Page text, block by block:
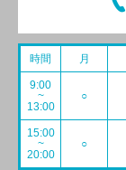
時間 月
9:00
~
13:00
○
15:00
~
20:00
○